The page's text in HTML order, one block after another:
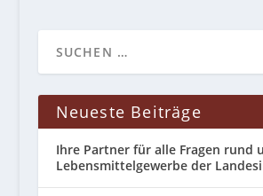
Neueste Beiträge
Ihre Partner für alle Fragen rund
Lebensmittelgewerbe der